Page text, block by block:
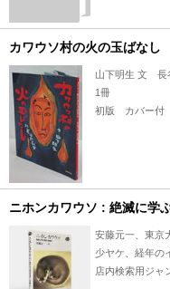
カワウソ村の火の玉ばなし
山下明生 文 長
1冊
初版 カバー付
ニホンカワウソ : 絶滅に学
安藤元一、東京
少ヤケ、経年の
店内検索用ジャ